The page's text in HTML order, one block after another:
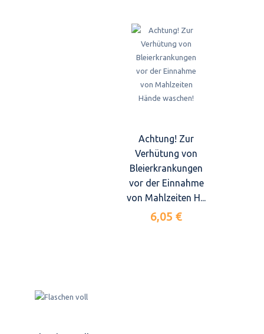
Achtung! Zur
Verhütung von
Bleierkrankungen
vor der Einnahme
von Mahlzeiten H...
6,05 €